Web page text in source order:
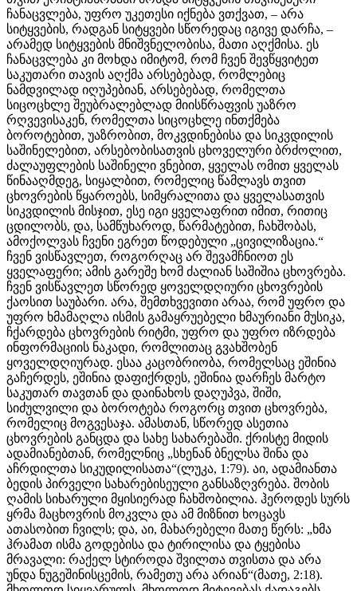
ჩანაცვლება, უფრო უკეთესი იქნება ვთქვათ, – არა
სიტყვების, რადგან სიტყვები სწორედაც იგივე დარჩა, –
არამედ სიტყვების მნიშვნელობისა, მათი აღქმისა. ეს
ჩანაცვლება კი მოხდა იმიტომ, რომ ჩვენ შევწყვიტეთ
საკუთარი თავის აღქმა არსებებად, რომლებიც
ნამდვილად იღუპებიან, არსებებად, რომელთა
სიცოცხლე შეუბრალებლად მიისწრაფვის უაზრო
რღვევისაკენ, რომელთა სიცოცხლე ინთქმება
ბოროტებით, უაზრობით, მოკვდინებისა და სიკვდილის
საშინელებით, არსებობისათვის ცხოველური ბრძოლით,
ძალაუფლების საშინელი ვნებით, ყველას ომით ყველას
წინააღმდეგ, სიყალბით, რომელიც წამლავს თვით
ცხოვრების წყაროებს, სიმყრალითა და ყველასათვის
სიკვდილის მისჯით, ესე იგი ყველაფრით იმით, რითიც
ცდილობს, და, სამწუხაროდ, წარმატებით, ჩახშობას,
ამოქოლვას ჩვენი ეგრეთ წოდებული „ცივილიზაცია.“
ჩვენ ვისწავლეთ, როგორღაც არ შევამჩნიოთ ეს
ყველაფერი; ამის გარეშე ხომ ძალიან საშიშია ცხოვრება.
ჩვენ ვისწავლეთ სწორედ ყოველდღიური ცხოვრების
ქაოსით საუბარი. არა, შემთხვევითი არაა, რომ უფრო და
უფრო ხმამაღლა ისმის გამაყრუებელი ხმაურიანი მუსიკა,
ჩქარდება ცხოვრების რიტმი, უფრო და უფრო იზრდება
ინფორმაციის ნაკადი, რომლითაც გვახშობენ
ყოველდღიურად. ესაა კაცობრიობა, რომელსაც ეშინია
გაჩერდეს, ეშინია დაფიქრდეს, ეშინია დარჩეს მარტო
საკუთარ თავთან და დაინახოს დაღუპვა, შიში,
სიძულვილი და ბოროტება როგორც თვით ცხოვრება,
რომელიც მოგვესაჯა. ამასთან, სწორედ ასეთია
ცხოვრების განცდა და სახე სახარებაში. ქრისტე მიდის
ადამიანებთან, რომელნიც „სხენან ბნელსა შინა და
აჩრდილთა სიკუდილისათა“(ლუკა, 1:79). აი, ადამიანთა
ბედის პირველი სახარებისეული განსაზღვრება. შობის
ღამის სიხარული მყისიერად ჩახშობილია. ჰეროდეს სურს
ყრმა მაცხოვრის მოკვლა და ამ მიზნით ხოცავს
ათასობით ჩვილს; და, აი, მახარებელი მათე წერს: „ხმა
ჰრამათ ისმა გოდებისა და ტირილისა და ტყებისა
მრავალი: რაქელ სტიროდა შვილთა თვისთა და არა
უნდა ნუგეშინისცემის, რამეთუ არა არიან“(მათე, 2:18).